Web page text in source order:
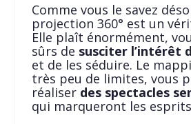
Comme vous le savez
projection 360° est un
Elle plaît énormément,
sûrs de susciter l’intérêt
et de les séduire. Le
très peu de limites, vous
réaliser des spectacles
qui marqueront les